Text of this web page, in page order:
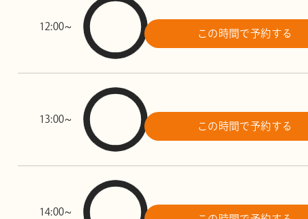
12:00~
この時間で予約する
13:00~
この時間で予約する
14:00~